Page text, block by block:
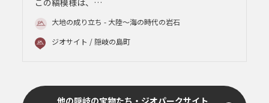
大地の成り立ち - 大陸～海の時代の岩石
ジオサイト / 隠岐の島町
他の隠岐の宝物たち・ジオパークサイト